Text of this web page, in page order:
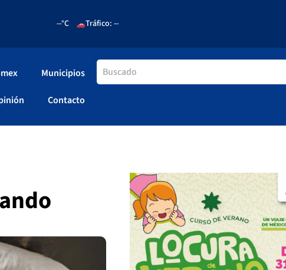
--°C Tráfico: --
Municipios
Contacto